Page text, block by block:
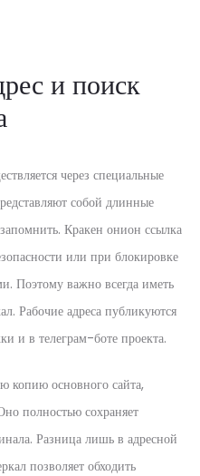
и поиск
через специальные
собой длинные
Кракен онион ссылка
или при блокировке
Поэтому важно всегда иметь
Рабочие адреса публикуются
и в телеграм-боте проекта.
копию основного сайта,
полностью сохраняет
Разница лишь в адресной
позволяет обходить